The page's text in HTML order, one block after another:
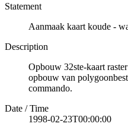
Statement
Aanmaak kaart koude -
Description
Opbouw 32ste-kaart
opbouw van
commando.
Date / Time
1998-02-23T00:00:00